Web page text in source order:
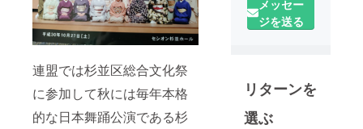
連盟では杉並区総合文化祭
に参加して秋には毎年本格
的な日本舞踊公演である杉
メッセー
ジを送る
リターンを
選ぶ